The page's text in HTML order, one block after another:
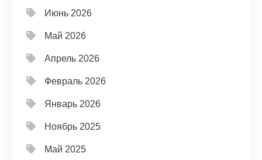
Июнь 2026
Май 2026
Апрель 2026
Февраль 2026
Январь 2026
Ноябрь 2025
Май 2025